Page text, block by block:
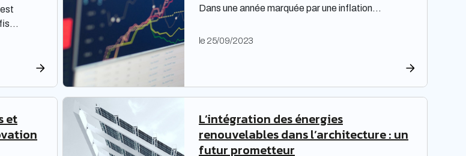
des
Dans une année marquée par une inflation
générosité en matière de rémunération. « Face à
main à la poche », relève le cabinet de recrutement
le 25/09/2023
et
L’intégration des énergies
renouvelables dans l’architecture : un
futur prometteur